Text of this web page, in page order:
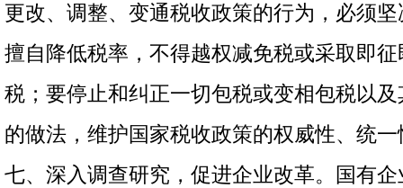
更改、调整、变通税收政策的行为，必须
擅自降低税率，不得越权减免税或采取即
税；要停止和纠正一切包税或变相包税以
的做法，维护国家税收政策的权威性、统
七、深入调查研究，促进企业改革。国有